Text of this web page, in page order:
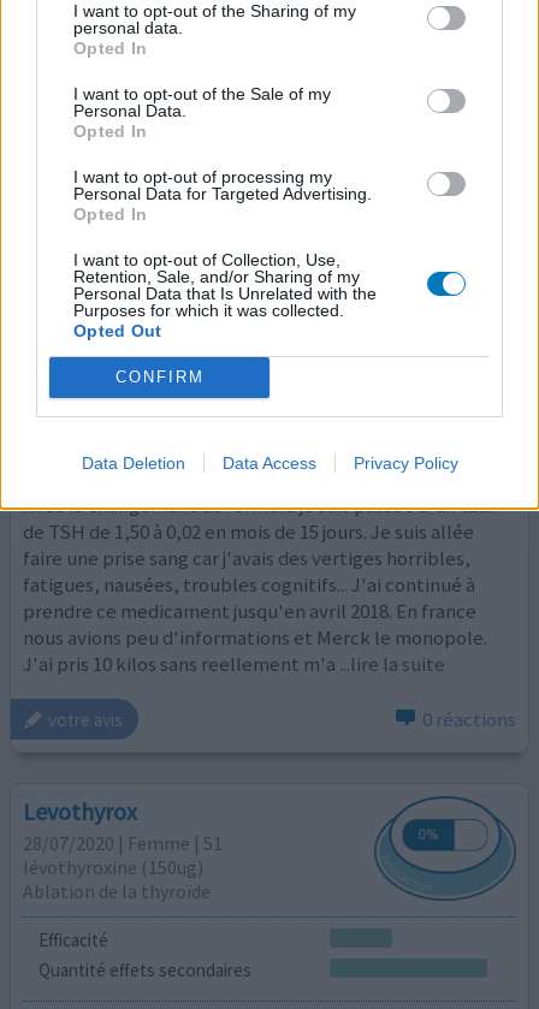
I want to opt-out of the Sharing of my
personal data.
Opted In
I want to opt-out of the Sale of my
Personal Data.
Opted In
I want to opt-out of processing my
Personal Data for Targeted Advertising.
Opted In
I want to opt-out of Collection, Use,
Retention, Sale, and/or Sharing of my
Personal Data that Is Unrelated with the
Purposes for which it was collected.
Opted Out
CONFIRM
Data Deletion Data Access Privacy Policy
Hypothyroïdie
Efficacité
Quantité effets secondaires
Depuis que je suis passé au T caps j'oublie ma thyroide.
votre avis 0 réactions
Levothyrox
31/08/2020 | Femme | 48
lévothyroxine (125ug)
Ablation de la thyroïde
Efficacité
Quantité effets secondaires
Avec le changement de formule je suis passée d'un taux
de TSH de 1,50 à 0,02 en mois de 15 jours. Je suis allée
faire une prise sang car j'avais des vertiges horribles,
fatigues, nausées, troubles cognitifs... J'ai continué à
prendre ce medicament jusqu'en avril 2018. En france
nous avions peu d'informations et Merck le monopole.
J'ai pris 10 kilos sans reellement m'a ...lire la suite
votre avis 0 réactions
Levothyrox
28/07/2020 | Femme | 51
lévothyroxine (150ug)
Ablation de la thyroïde
Efficacité
Quantité effets secondaires